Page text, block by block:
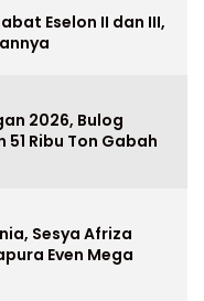
Eselon II dan III,
2026, Bulog
Ribu Ton Gabah
Sesya Afriza
Even Mega